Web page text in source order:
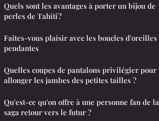
Quels sont les avantages à porter un bijou de
perles de Tahiti ?
Faites-vous plaisir avec les boucles d'oreilles
pendantes
Quelles coupes de pantalons privilégier pour
allonger les jambes des petites tailles ?
Qu'est-ce qu'on offre à une personne fan de la
saga retour vers le futur ?